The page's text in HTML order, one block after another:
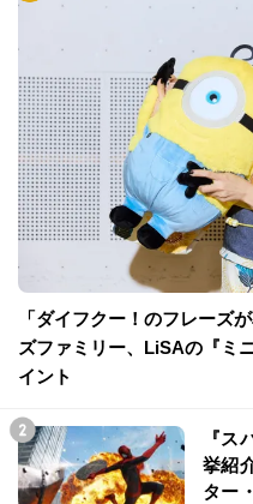
「ダイフクー！のフレーズ
ズファミリー、LiSAの『ミ
イント
『ス
挙紹
ター